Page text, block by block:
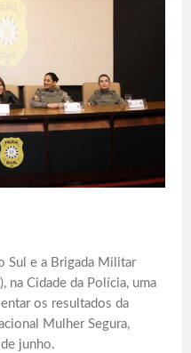
Sul e a Brigada Militar
na Cidade da Polícia, uma
os resultados da
Mulher Segura,
junho.